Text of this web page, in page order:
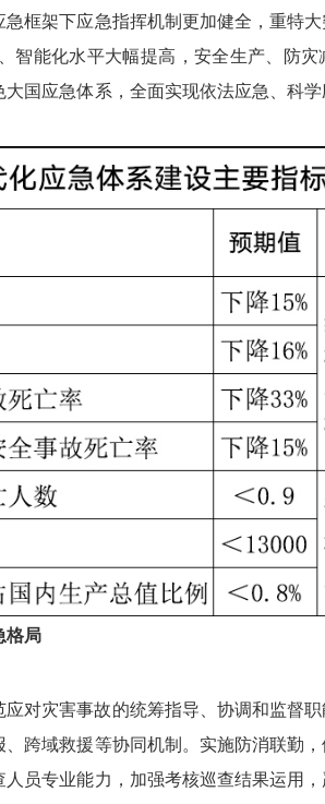
框架下应急指挥机制更加健全，重特
智能化水平大幅提高，安全生产、防灾
国应急体系，全面实现依法应急、科
格局
对灾害事故的统筹指导、协调和监督
跨域救援等协同机制。实施防消联勤
员专业能力，加强考核巡查结果运用